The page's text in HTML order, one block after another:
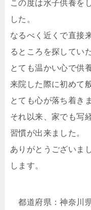
この度は水子供養を
した。
なるべく近くで直接
るところを探してい
とても温かい心で供
来院した際に初めて
とても心が落ち着き
それ以来、家でも写
習慣が出来ました。
ありがとうございま
します。
都道府県：神奈川